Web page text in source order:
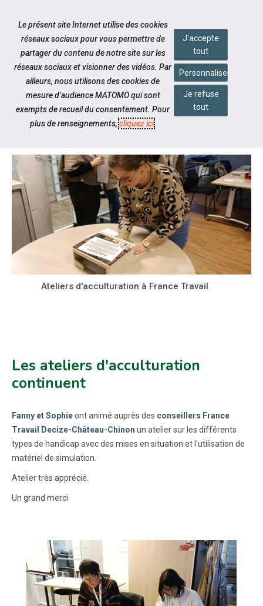
Aller au contenu
Notre actualité
ATELIERS D'ACCULTURATION
Ateliers d'acculturation à France Travail
Les ateliers d'acculturation
continuent
Fanny et Sophieont animé auprès des conseillers France
Travail Decize-Château-Chinon un atelier sur les différents
types de handicap avec des mises en situation et l'utilisation de
matériel de simulation.
Atelier très apprécié.
Un grand merci
Le présent site Internet utilise des cookies
réseaux sociaux pour vous permettre de
partager du contenu de notre site sur les
réseaux sociaux et visionner des vidéos. Par
ailleurs, nous utilisons des cookies de
mesure d’audience MATOMO qui sont
exempts de recueil du consentement. Pour
plus de renseignements,cliquez ici.
J'accepte
tout
Personnaliser
Je refuse
tout